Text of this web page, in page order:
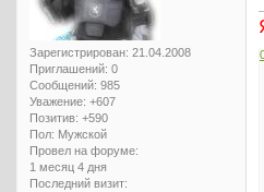
Зарегистрирован: 21.04.2008
Приглашений: 0
Сообщений: 985
Уважение: +607
Позитив: +590
Пол: Мужской
Провел на форуме:
1 месяц 4 дня
Последний визит: